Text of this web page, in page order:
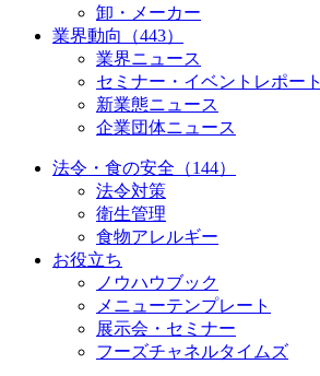
卸・メーカー
業界動向（443）
業界ニュース
セミナー・イベントレポート
新業態ニュース
企業団体ニュース
法令・食の安全（144）
法令対策
衛生管理
食物アレルギー
お役立ち
ノウハウブック
メニューテンプレート
展示会・セミナー
フーズチャネルタイムズ